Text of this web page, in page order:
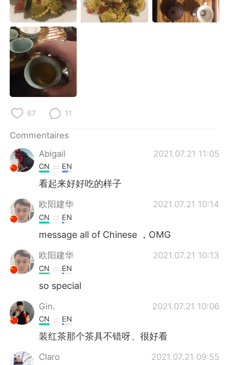
Türkçe Tiếng Việt
Português
67 11
Commentaires
Abigail
2021.07.21 11:05
CN EN
看起来好好吃的样子
欧阳建华 2021.07.21 10:14
CN EN
message all of Chinese ，OMG
欧阳建华 2021.07.21 10:13
CN EN
so special
Gin. 2021.07.21 10:06
CN EN
装红茶那个茶具不错呀、很好看
Claro 2021.07.21 09:55